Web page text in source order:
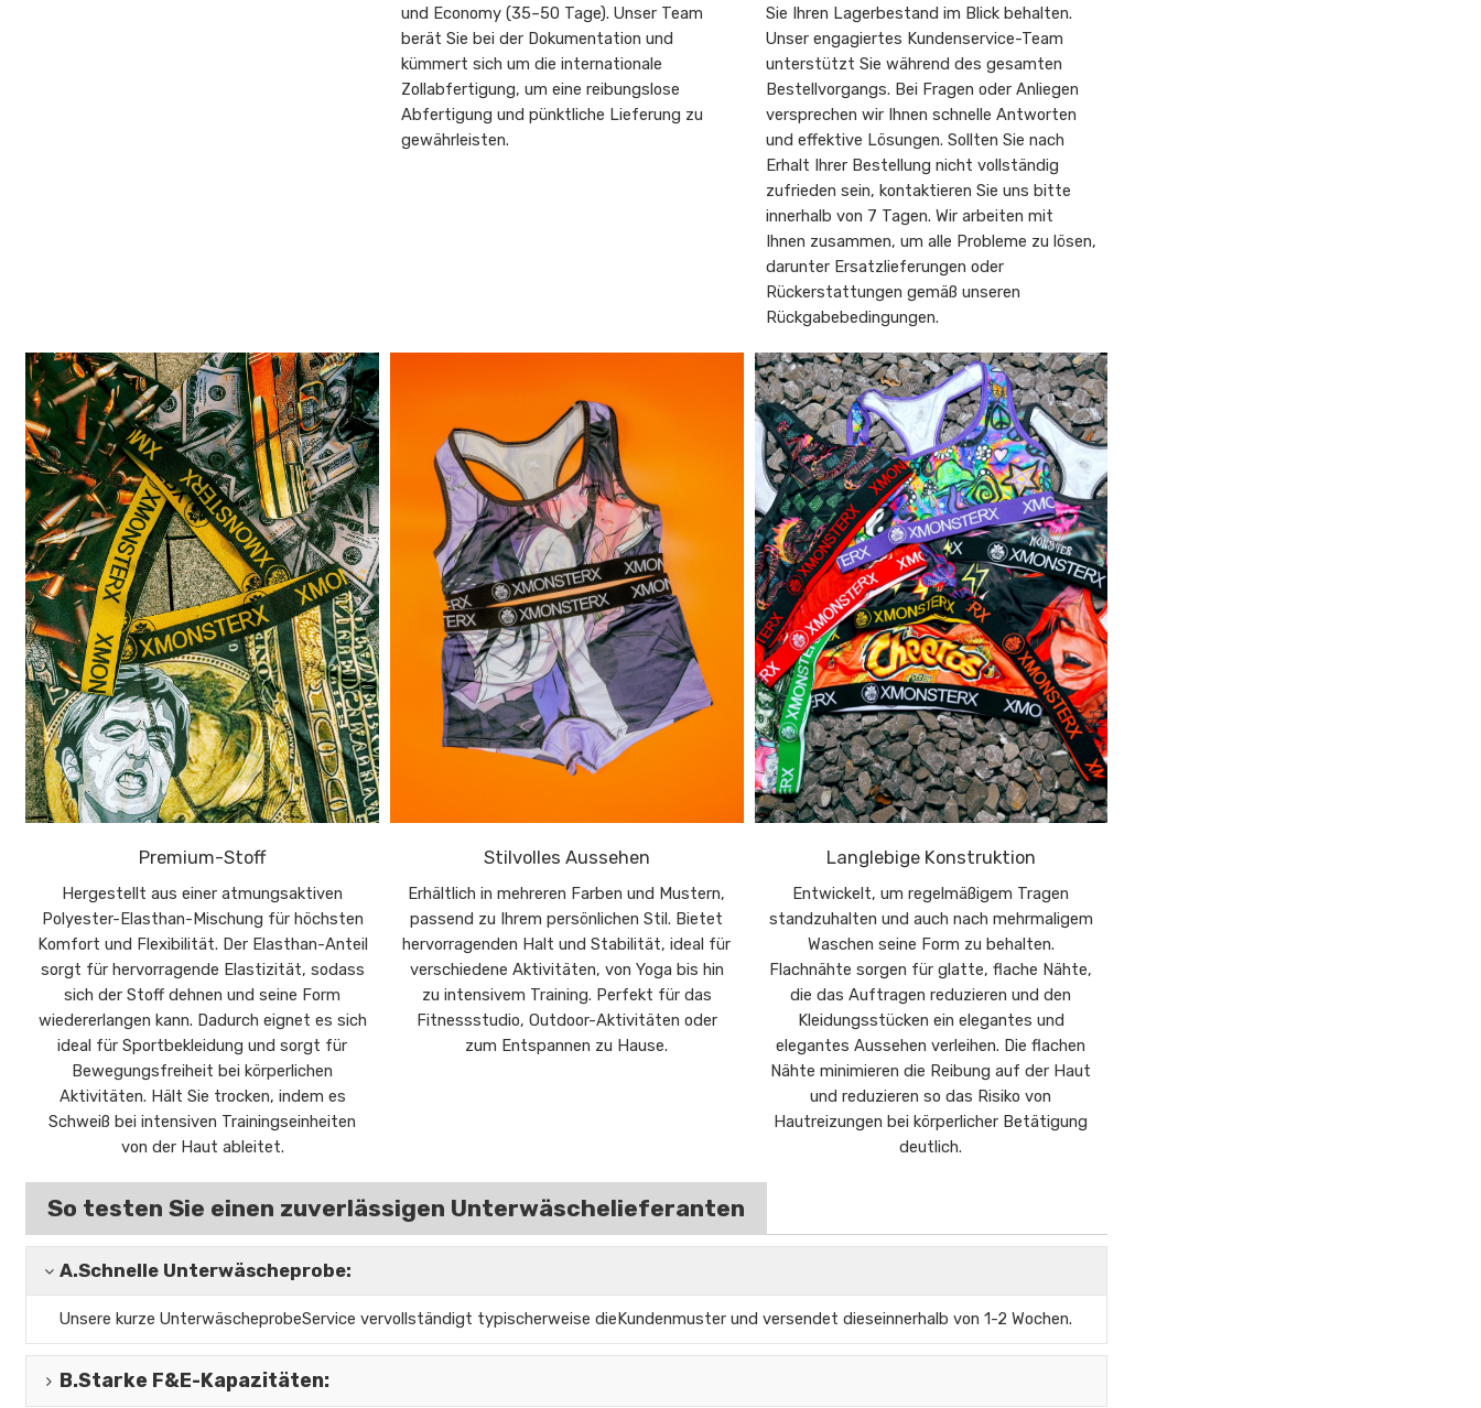
und Economy (35–50 Tage). Unser Team
berät Sie bei der Dokumentation und
kümmert sich um die internationale
Zollabfertigung, um eine reibungslose
Abfertigung und pünktliche Lieferung zu
gewährleisten.
Sie Ihren Lagerbestand im Blick behalten.
Unser engagiertes Kundenservice-Team
unterstützt Sie während des gesamten
Bestellvorgangs. Bei Fragen oder Anliegen
versprechen wir Ihnen schnelle Antworten
und effektive Lösungen. Sollten Sie nach
Erhalt Ihrer Bestellung nicht vollständig
zufrieden sein, kontaktieren Sie uns bitte
innerhalb von 7 Tagen. Wir arbeiten mit
Ihnen zusammen, um alle Probleme zu lösen,
darunter Ersatzlieferungen oder
Rückerstattungen gemäß unseren
Rückgabebedingungen.
Premium-Stoff
Hergestellt aus einer atmungsaktiven
Polyester-Elasthan-Mischung für höchsten
Komfort und Flexibilität. Der Elasthan-Anteil
sorgt für hervorragende Elastizität, sodass
sich der Stoff dehnen und seine Form
wiedererlangen kann. Dadurch eignet es sich
ideal für Sportbekleidung und sorgt für
Bewegungsfreiheit bei körperlichen
Aktivitäten. Hält Sie trocken, indem es
Schweiß bei intensiven Trainingseinheiten
von der Haut ableitet.
Stilvolles Aussehen
Erhältlich in mehreren Farben und Mustern,
passend zu Ihrem persönlichen Stil. Bietet
hervorragenden Halt und Stabilität, ideal für
verschiedene Aktivitäten, von Yoga bis hin
zu intensivem Training. Perfekt für das
Fitnessstudio, Outdoor-Aktivitäten oder
zum Entspannen zu Hause.
Langlebige Konstruktion
Entwickelt, um regelmäßigem Tragen
standzuhalten und auch nach mehrmaligem
Waschen seine Form zu behalten.
Flachnähte sorgen für glatte, flache Nähte,
die das Auftragen reduzieren und den
Kleidungsstücken ein elegantes und
elegantes Aussehen verleihen. Die flachen
Nähte minimieren die Reibung auf der Haut
und reduzieren so das Risiko von
Hautreizungen bei körperlicher Betätigung
deutlich.
So testen Sie einen zuverlässigen Unterwäschelieferanten
A.Schnelle Unterwäscheprobe:
Unsere kurze UnterwäscheprobeService vervollständigt typischerweise die Kundenmuster und versendet dieseinnerhalb von 1-2 Wochen.
B.Starke F&E-Kapazitäten: